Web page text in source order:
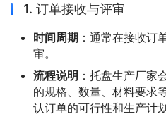
1. 订单接收与评审
时间周期 ：通常在接收订
审。
流程说明 ：托盘生产厂家
的规格、数量、材料要求
认订单的可行性和生产计划